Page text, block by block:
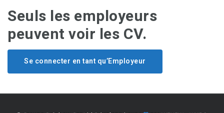
Seuls les employeurs
peuvent voir les CV.
Se connecter en tant qu’Employeur